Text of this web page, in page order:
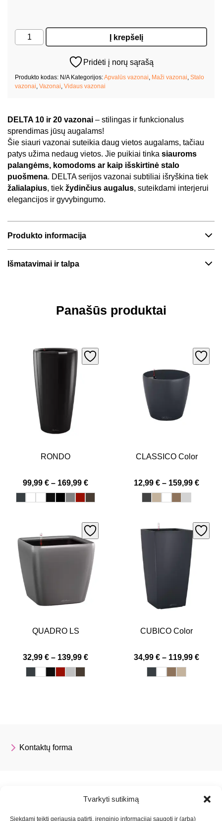
Tvarkyti sutikimą
Siekdami teikti geriausią patirtį, įrenginio informacijai saugoti ir (arba)
produkto
kiekis:
Į krepšelį
Pridėti į norų sąrašą
Produkto kodas: N/A Kategorijos:Apvalūs vazonai, Maži vazonai, Stalo
vazonai, Vazonai, Vidaus vazonai
DELTA 10 ir 20 vazonai – stilingas ir funkcionalus
sprendimas jūsų augalams!
Šie siauri vazonai suteikia daug vietos augalams, tačiau
patys užima nedaug vietos. Jie puikiai tinka siauroms
palangėms, komodoms ar kaip išskirtinė stalo
puošmena. DELTA serijos vazonai subtiliai išryškina tiek
žalialapius, tiek žydinčius augalus, suteikdami interjerui
elegancijos ir gyvybingumo.
Produkto informacija
Išmatavimai ir talpa
Panašūs produktai
RONDO
99,99 € – 169,99 €Price
range:
99,99 €
169,99 €
CLASSICO Color
12,99 € – 159,99 €Price
QUADRO LS
32,99 € – 139,99 €Price
CUBICO Color
34,99 € – 119,99 €Price
Kontaktų forma
Informacija klientui